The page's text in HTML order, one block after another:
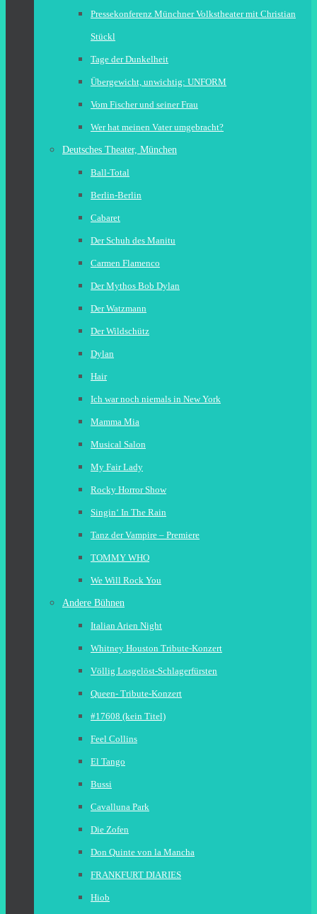
Pressekonferenz Münchner Volkstheater mit Christian
Stückl
Tage der Dunkelheit
Übergewicht, unwichtig: UNFORM
Vom Fischer und seiner Frau
Wer hat meinen Vater umgebracht?
Deutsches Theater, München
Ball-Total
Berlin-Berlin
Cabaret
Der Schuh des Manitu
Carmen Flamenco
Der Mythos Bob Dylan
Der Watzmann
Der Wildschütz
Dylan
Hair
Ich war noch niemals in New York
Mamma Mia
Musical Salon
My Fair Lady
Rocky Horror Show
Singin‘ In The Rain
Tanz der Vampire – Premiere
TOMMY WHO
We Will Rock You
Andere Bühnen
Italian Arien Night
Whitney Houston Tribute-Konzert
Völlig Losgelöst-Schlagerfürsten
Queen- Tribute-Konzert
#17608 (kein Titel)
Feel Collins
El Tango
Bussi
Cavalluna Park
Die Zofen
Don Quinte von la Mancha
FRANKFURT DIARIES
Hiob